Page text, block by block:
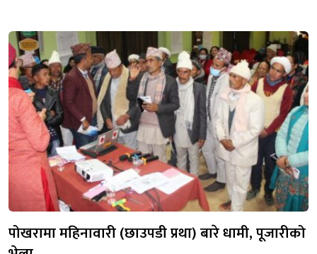
अनिवार्य संस्कृत भाषा र साहित्यको पनि परीक्षा हुनेछ। चैत १९ गते
अनिवार्य गणित र २०...
पोखरामा महिनावारी (छाउपडी प्रथा) बारे धामी, पूजारीको